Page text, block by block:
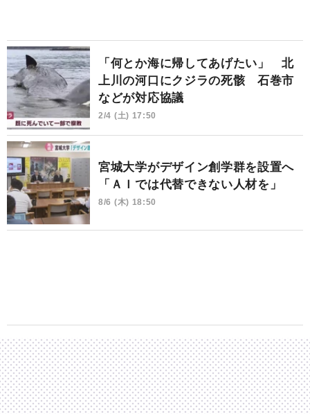
「何とか海に帰してあげたい」 北
上川の河口にクジラの死骸 石巻市
などが対応協議
2/4 (土) 17:50
宮城大学がデザイン創学群を設置へ
「ＡＩでは代替できない人材を」
8/6 (木) 18:50